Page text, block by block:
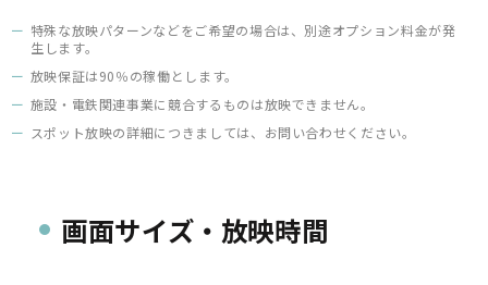
特殊な放映パターンなどをご希望の場合は、別途オプション料金が発
生します。
放映保証は90％の稼働とします。
施設・電鉄関連事業に競合するものは放映できません。
スポット放映の詳細につきましては、お問い合わせください。
画面サイズ・放映時間